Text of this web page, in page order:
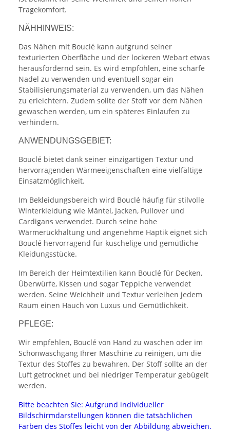
Tragekomfort.
NÄHHINWEIS:
Das Nähen mit Bouclé kann aufgrund seiner
texturierten Oberfläche und der lockeren Webart etwas
herausfordernd sein. Es wird empfohlen, eine scharfe
Nadel zu verwenden und eventuell sogar ein
Stabilisierungsmaterial zu verwenden, um das Nähen
zu erleichtern. Zudem sollte der Stoff vor dem Nähen
gewaschen werden, um ein späteres Einlaufen zu
verhindern.
ANWENDUNGSGEBIET:
Bouclé bietet dank seiner einzigartigen Textur und
hervorragenden Wärmeeigenschaften eine vielfältige
Einsatzmöglichkeit.
Im Bekleidungsbereich wird Bouclé häufig für stilvolle
Winterkleidung wie Mäntel, Jacken, Pullover und
Cardigans verwendet. Durch seine hohe
Wärmerückhaltung und angenehme Haptik eignet sich
Bouclé hervorragend für kuschelige und gemütliche
Kleidungsstücke.
Im Bereich der Heimtextilien kann Bouclé für Decken,
Überwürfe, Kissen und sogar Teppiche verwendet
werden. Seine Weichheit und Textur verleihen jedem
Raum einen Hauch von Luxus und Gemütlichkeit.
PFLEGE:
Wir empfehlen, Bouclé von Hand zu waschen oder im
Schonwaschgang Ihrer Maschine zu reinigen, um die
Textur des Stoffes zu bewahren. Der Stoff sollte an der
Luft getrocknet und bei niedriger Temperatur gebügelt
werden.
Bitte beachten Sie: Aufgrund individueller
Bildschirmdarstellungen können die tatsächlichen
Farben des Stoffes leicht von der Abbildung abweichen.